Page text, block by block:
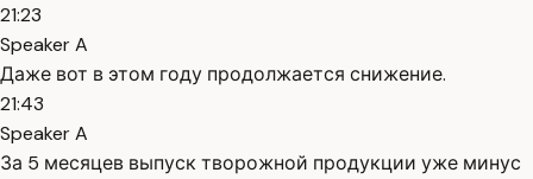
21:23
Speaker A
Даже вот в этом году продолжается снижение.
21:43
Speaker A
За 5 месяцев выпуск творожной продукции уже минус